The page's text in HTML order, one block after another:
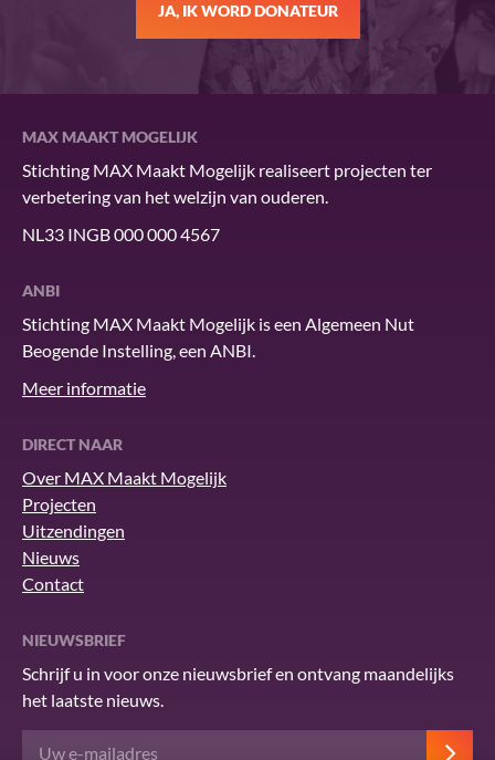
JA, IK WORD DONATEUR
MAX MAAKT MOGELIJK
Stichting MAX Maakt Mogelijk realiseert projecten ter
verbetering van het welzijn van ouderen.
NL33 INGB 000 000 4567
ANBI
Stichting MAX Maakt Mogelijk is een Algemeen Nut
Beogende Instelling, een ANBI.
Meer informatie
DIRECT NAAR
Over MAX Maakt Mogelijk
Projecten
Uitzendingen
Nieuws
Contact
NIEUWSBRIEF
Schrijf u in voor onze nieuwsbrief en ontvang maandelijks
het laatste nieuws.